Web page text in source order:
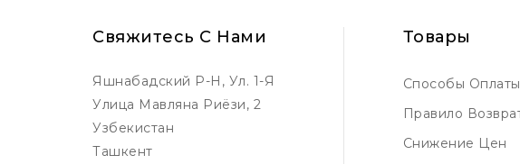
Свяжитесь С Нами
Яшнабадский Р-Н, Ул. 1-Я
Улица Мавляна Риёзи, 2
Узбекистан
Ташкент
Товары
Способы Оплаты
Правило
Снижение Цен